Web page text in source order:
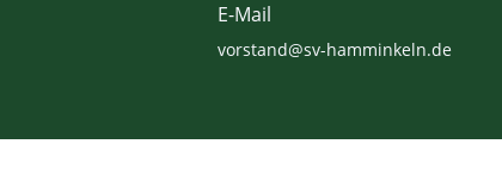
E-Mail
vorstand@sv-hamminkeln.de